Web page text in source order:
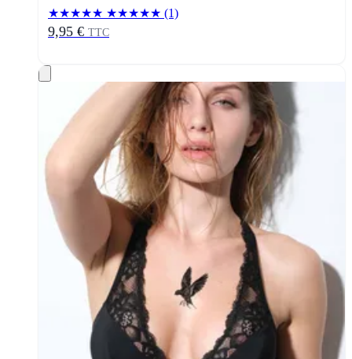
★★★★★ ★★★★★ (1)
9,95 € TTC